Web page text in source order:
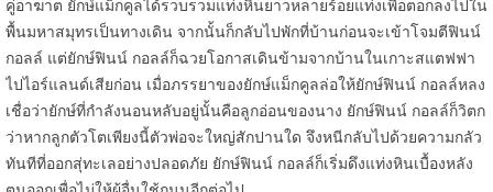
คู่อาฆาต ยักษ์แม็กคูลได้รวบรวมแท่งหินยาวหลายร้อยแท่งเพื่อตอกลงไปใน
พื้นมหาสมุทรเป็นทางเดิน จากนั้นก็กลับไปพักที่บ้านก่อนจะเข้าโจมตีฟินน์
กอลล์ แต่ยักษ์ฟินน์ กอลล์ก็ฉวยโอกาสเดินข้ามจากบ้านในเกาะสแตฟฟา
ไปไอร์แลนด์เสียก่อน เมื่อภรรยาของยักษ์แม็กคูลล่อให้ยักษ์ฟินน์ กอลล์หลง
เชื่อว่ายักษ์ที่กำลังนอนหลับอยู่นั้นคือลูกอ่อนของนาง ยักษ์ฟินน์ กอลล์ก็วิตก
ว่าหากลูกตัวโตเพียงนี้ตัวพ่อจะใหญ่สักปานใด จึงหนีกลับไปด้วยความกลัว
ทันทีที่ออกสุ่ทะเลอย่างปลอดภัย ยักษ์ฟินน์ กอลล์ก็เริ่มดึงแท่งหินเบื้องหลัง